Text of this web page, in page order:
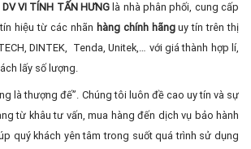
VI TÍNH TẤN HƯNG là nhà phân phối, cung cấp
hiệu từ các nhãn hàng chính hãnguy tín trên thị
DINTEK, Tenda, Unitek,… với giá thành hợp lí,
lấy số lượng.
là thượng đế”. Chúng tôi luôn đề cao uy tín và sự
từ khâu tư vấn, mua hàng đến dịch vụ bảo hành
quý khách yên tâm trong suốt quá trình sử dụng